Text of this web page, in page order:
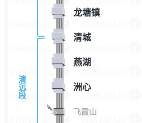
龙塘镇
清
远
段
清城
燕湖
洲心
飞霞山